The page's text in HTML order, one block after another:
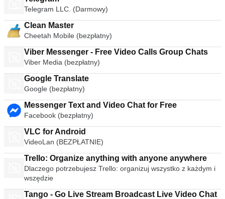
Telegram LLC. (Darmowy)
Clean Master
Cheetah Mobile (bezpłatny)
Viber Messenger - Free Video Calls Group Chats
Viber Media (bezpłatny)
Google Translate
Google (bezpłatny)
Messenger Text and Video Chat for Free
Facebook (bezpłatny)
VLC for Android
VideoLan (BEZPŁATNIE)
Trello: Organize anything with anyone anywhere
Dlaczego potrzebujesz Trello: organizuj wszystko z każdym i
wszędzie
Tango - Go Live Stream Broadcast Live Video Chat